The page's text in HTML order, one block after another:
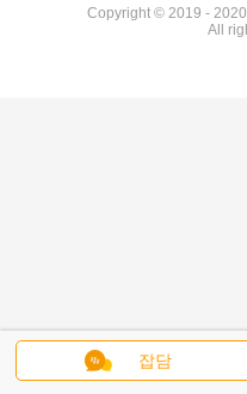
잡담
Copyright © 2019 -
All